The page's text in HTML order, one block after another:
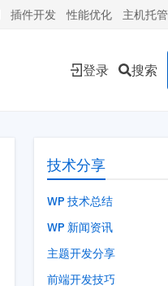
插件开发 性能优化 主机托管
登录 搜索
技术分享
WP 技术总结
WP 新闻资讯
主题开发分享
前端开发技巧